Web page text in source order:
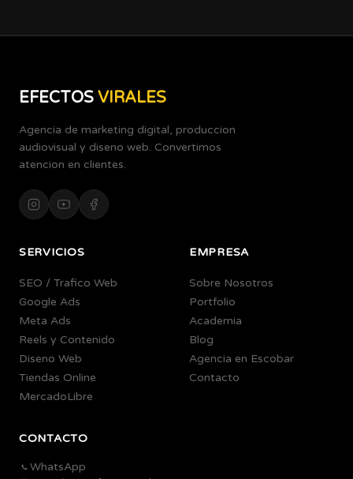
EFECTOS VIRALES
Agencia de marketing digital, produccion
audiovisual y diseno web. Convertimos
atencion en clientes.
SERVICIOS
SEO / Trafico Web
Google Ads
Meta Ads
Reels y Contenido
Diseno Web
Tiendas Online
MercadoLibre
EMPRESA
Sobre Nosotros
Portfolio
Academia
Blog
Agencia en Escobar
Contacto
CONTACTO
WhatsApp